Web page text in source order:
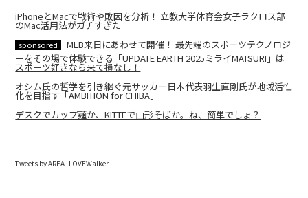
iPhoneとMacで戦術や敗因を分析！ 立教大学体育会女子ラクロス部
のMac活用法がガチすぎた
sponsored
MLB来日にあわせて開催！ 最先端のスポーツテクノロジ
ーをその場で体験できる「UPDATE EARTH 2025ミライMATSURI」は
スポーツ好きなら来て損なし！
オシム氏の哲学を引き継ぐ元サッカー日本代表羽生直剛氏が地域活性
化を目指す「AMBITION for CHIBA」
デスクでカップ麺か、KITTEで山形そばか。ね、簡単でしょ？
Tweets by AREA_LOVEWalker